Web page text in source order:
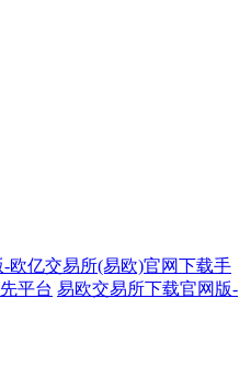
欧亿交易所(易欧)官网下载手
平台 易欧交易所下载官网版-